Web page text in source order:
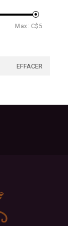
Max: C$ 5
EFFACER